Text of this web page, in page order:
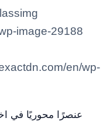
image-29188
en/wp-